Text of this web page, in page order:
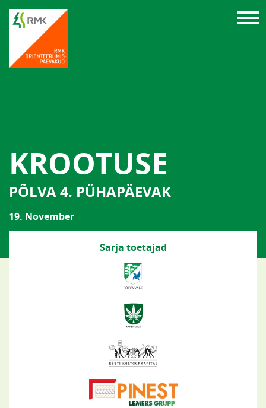
KROOTUSE
PÕLVA 4. PÜHAPÄEVAK
19. November
Sarja toetajad